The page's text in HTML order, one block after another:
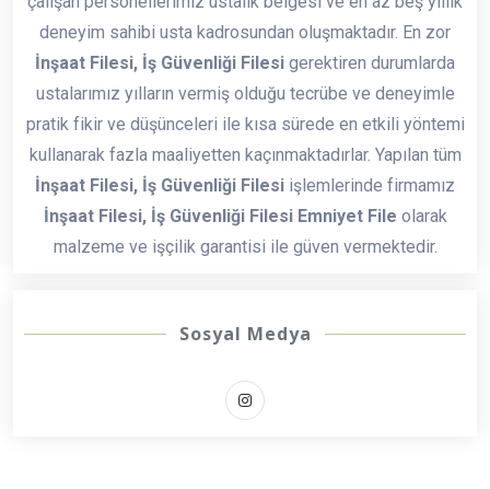
deneyim sahibi usta kadrosundan oluşmaktadır. En zor
İnşaat Filesi, İş Güvenliği Filesi gerektiren durumlarda
ustalarımız yılların vermiş olduğu tecrübe ve deneyimle
pratik fikir ve düşünceleri ile kısa sürede en etkili yöntemi
kullanarak fazla maaliyetten kaçınmaktadırlar. Yapılan tüm
İnşaat Filesi, İş Güvenliği Filesi işlemlerinde firmamız
İnşaat Filesi, İş Güvenliği Filesi Emniyet File olarak
malzeme ve işçilik garantisi ile güven vermektedir.
Sosyal Medya